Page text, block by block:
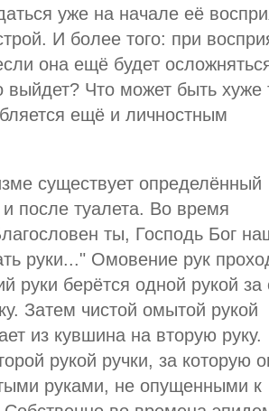
уже на начале её
И более того: при
она ещё будет
выйдет? Что может быть хуже
ещё и личностным
существует определённый
после туалета. Во время
ты, Господь Бог
руки..." Омовение рук
берётся одной рукой за
Затем чистой омытой рукой
из кувшина на вторую руку.
рукой ручки, за которую
руками, не опущенными к